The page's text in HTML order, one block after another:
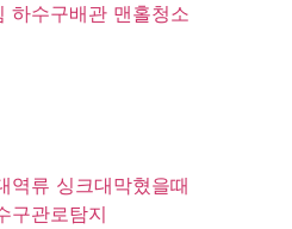
하수구배관 맨홀청소
역류 싱크대막혔을때
구관로탐지